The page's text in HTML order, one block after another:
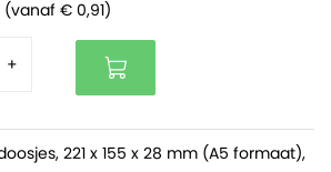
€ 0,91)
+
221 x 155 x 28 mm (A5 formaat),